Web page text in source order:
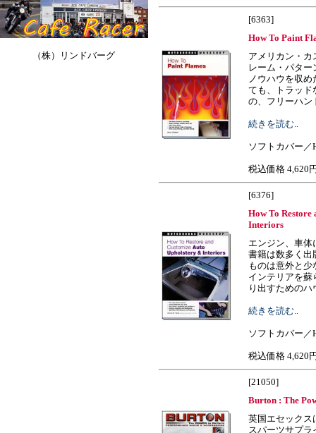
（株）リンドバーグ
[6363]
How To Paint
アメリカン・カ
レーム・パタ
ノウハウを収
ても、トラッド
の、フリーハン
続きを読む..
ソフトカバー／
税込価格 4,620
[6376]
How To
Interiors
エンジン、車体
書籍は数多く出
ものは意外と
インテリアを蘇
り出すための
続きを読む..
ソフトカバー／
税込価格 4,620
[21050]
Burton : The
英国エセックス
スパーツサプラ